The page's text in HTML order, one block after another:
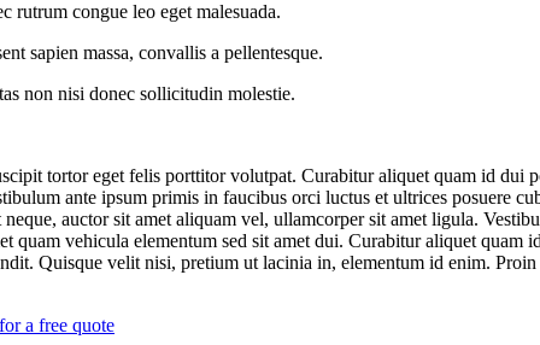
rutrum congue leo eget malesuada.
sapien massa, convallis a pellentesque.
non nisi donec sollicitudin molestie.
tortor eget felis porttitor volutpat. Curabitur aliquet quam id dui
ante ipsum primis in faucibus orci luctus et ultrices posuere
auctor sit amet aliquam vel, ullamcorper sit amet ligula.
quam vehicula elementum sed sit amet dui. Curabitur aliquet quam
Quisque velit nisi, pretium ut lacinia in, elementum id enim. Proin
a free quote